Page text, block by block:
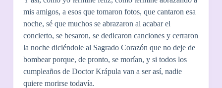
mis amigos, a esos que tomaron fotos, que cantaron esa
noche, sé que muchos se abrazaron al acabar el
concierto, se besaron, se dedicaron canciones y cerraron
la noche diciéndole al Sagrado Corazón que no deje de
bombear porque, de pronto, se morían, y si todos los
cumpleaños de Doctor Krápula van a ser así, nadie
quiere morirse todavía.